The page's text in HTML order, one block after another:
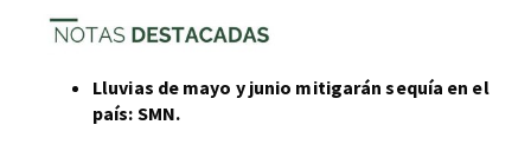
Lluvias de mayo y junio mitigarán sequía en el
país: SMN.